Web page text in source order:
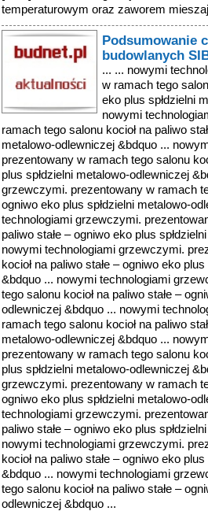
temperaturowym oraz zaworem
Podsumowanie
budowlanych
... ... nowymi
w ramach tego
eko plus spłdzielni
nowymi
ramach tego salonu kocioł na paliwo
metalowo-odlewniczej &bdquo ...
prezentowany w ramach tego salonu
plus spłdzielni metalowo-odlewniczej
grzewczymi. prezentowany w ramach
ogniwo eko plus spłdzielni metalowo-
technologiami grzewczymi.
paliwo stałe – ogniwo eko plus
nowymi technologiami grzewczymi.
kocioł na paliwo stałe – ogniwo eko
&bdquo ... nowymi technologiami
tego salonu kocioł na paliwo stałe –
odlewniczej &bdquo ... nowymi
ramach tego salonu kocioł na paliwo
metalowo-odlewniczej &bdquo ...
prezentowany w ramach tego salonu
plus spłdzielni metalowo-odlewniczej
grzewczymi. prezentowany w ramach
ogniwo eko plus spłdzielni metalowo-
technologiami grzewczymi.
paliwo stałe – ogniwo eko plus
nowymi technologiami grzewczymi.
kocioł na paliwo stałe – ogniwo eko
&bdquo ... nowymi technologiami
tego salonu kocioł na paliwo stałe –
odlewniczej &bdquo ...